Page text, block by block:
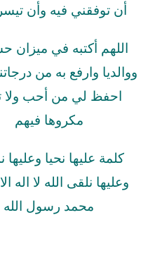
أن توفقني فيه وأن
اللهم أكتبه في ميزان
ووالديا وارفع به من
احفظ لي من أحب ولا
مكروها فيهم
كلمة عليها نحيا
وعليها نلقى الله لا اله
محمد رسول الله